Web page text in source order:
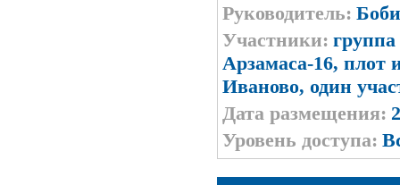
Руководитель:
Участники: группа
Арзамаса-16, плот
Иваново, один
Дата размещения:
Уровень доступа: